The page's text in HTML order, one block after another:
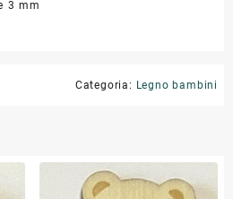
3 mm
Categoria: Legno bambini